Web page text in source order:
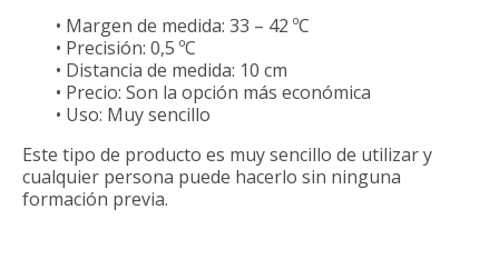
• Margen de medida: 33 – 42 ºC
• Precisión: 0,5 ºC
• Distancia de medida: 10 cm
• Precio: Son la opción más económica
• Uso: Muy sencillo
Este tipo de producto es muy sencillo de utilizar y
cualquier persona puede hacerlo sin ninguna
formación previa.